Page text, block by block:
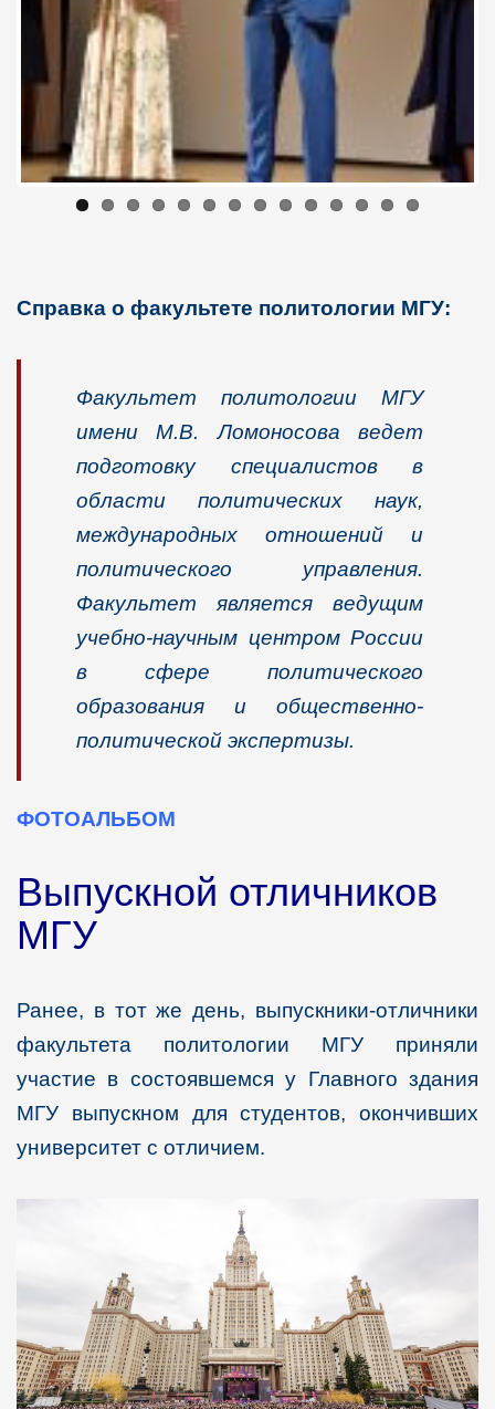
Справка о факультете политологии МГУ:
Факультет политологии МГУ
имени М.В. Ломоносова ведет
подготовку специалистов в
области политических наук,
международных отношений и
политического управления.
Факультет является ведущим
учебно-научным центром России
в сфере политического
образования и общественно-
политической экспертизы.
ФОТОАЛЬБОМ
Выпускной отличников
МГУ
Ранее, в тот же день, выпускники-отличники
факультета политологии МГУ приняли
участие в состоявшемся у Главного здания
МГУ выпускном для студентов, окончивших
университет с отличием.